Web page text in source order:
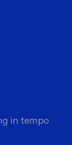
in tempo